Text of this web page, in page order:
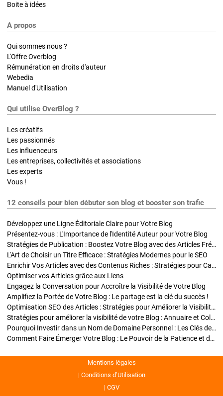
Boite à idées
A propos
Qui sommes nous ?
L'Offre Overblog
Rémunération en droits d'auteur
Webedia
Manuel d'Utilisation
Qui utilise OverBlog ?
Les créatifs
Les passionnés
Les influenceurs
Les entreprises, collectivités et associations
Les experts
Vous !
12 conseils pour bien débuter son blog et booster son trafic
Développez une Ligne Éditoriale Claire pour Votre Blog
Présentez-vous : L'Importance de l'Identité Auteur pour Votre Blog
Stratégies de Publication : Boostez Votre Blog avec des Articles Fréquents et Exclusifs
L'Art de Choisir un Titre Efficace : Stratégies Modernes pour le SEO
Enrichir Vos Articles avec des Contenus Riches : Stratégies pour Captiver et Optimiser
Optimiser vos Articles grâce aux Liens
Engagez la Conversation pour Accroître la Visibilité de Votre Blog
Amplifiez la Portée de Votre Blog : Le partage est la clé du succès !
Optimisation SEO des Articles : Stratégies pour Améliorer la Visibilité de Votre Blog
Stratégies pour améliorer la visibilité de votre Blog : Annuaire et Collaborations
Pourquoi Investir dans un Nom de Domaine Personnel : Les Clés de la Réussite de Votre Blog
Comment Faire Émerger Votre Blog : Le Pouvoir de la Patience et de la Persévérance
Mentions légales
Conditions d’Utilisation
CGV